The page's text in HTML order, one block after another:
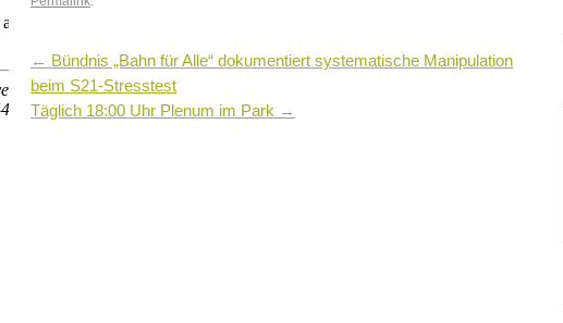
← Bündnis „Bahn für Alle“ dokumentiert systematische Manipulation
beim S21-Stresstest
Täglich 18:00 Uhr Plenum im Park →